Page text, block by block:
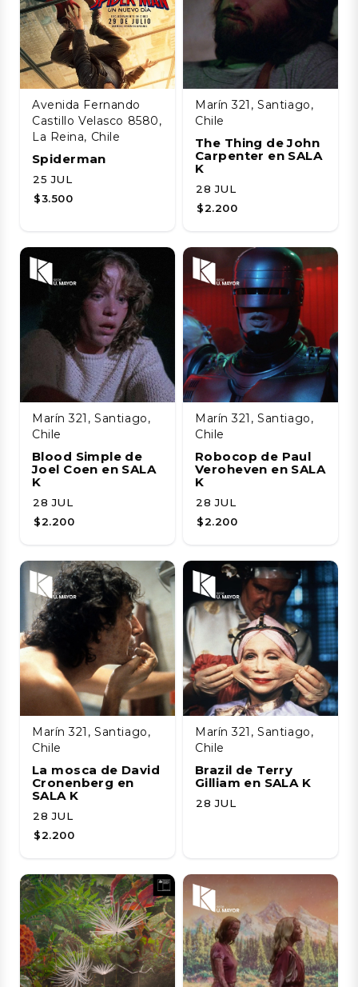
Avenida Fernando
Castillo Velasco 8580,
La Reina, Chile
Spiderman
25 JUL
$3.500
Marín 321, Santiago,
Chile
The Thing de John
Carpenter en SALA
K
28 JUL
$2.200
Marín 321, Santiago,
Chile
Blood Simple de
Joel Coen en SALA
K
28 JUL
$2.200
Marín 321, Santiago,
Chile
Robocop de Paul
Veroheven en SALA
K
28 JUL
$2.200
Marín 321, Santiago,
Chile
La mosca de David
Cronenberg en
SALA K
28 JUL
$2.200
Marín 321, Santiago,
Chile
Brazil de Terry
Gilliam en SALA K
28 JUL